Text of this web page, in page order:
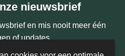
nieuwsbrief
en mis nooit meer één
of updates.